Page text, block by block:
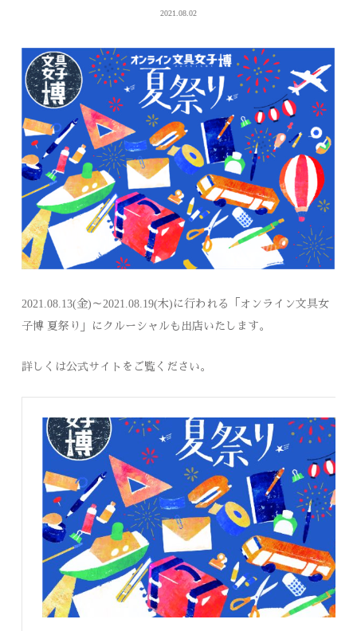
2021.08.02
2021.08.13(金)～2021.08.19(木)に行われる「オンライン文具女
子博 夏祭り」にクルーシャルも出店いたします。
詳しくは公式サイトをご覧ください。